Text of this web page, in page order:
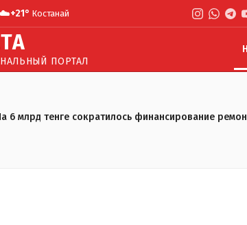
☁️+21° Костанай
ПОРТАЛ
6 млрд тенге сократилось финансирование